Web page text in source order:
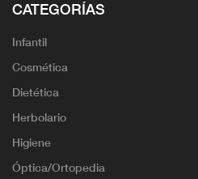
CATEGORÍAS
Infantil
Cosmética
Dietética
Herbolario
Higiene
Óptica/Ortopedia